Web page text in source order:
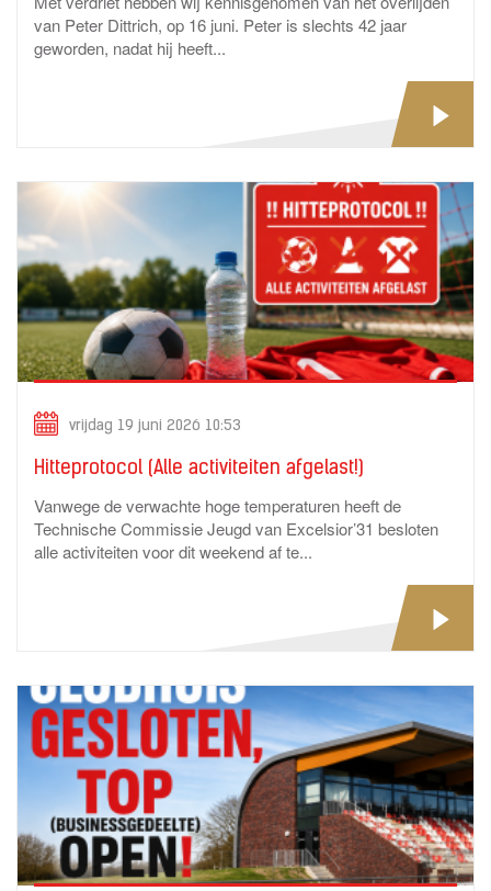
van Peter Dittrich, op 16 juni. Peter is slechts 42 jaar
geworden, nadat hij heeft...
vrijdag 19 juni 2026 10:53
Hitteprotocol (Alle activiteiten afgelast!)
Vanwege de verwachte hoge temperaturen heeft de
Technische Commissie Jeugd van Excelsior’31 besloten
alle activiteiten voor dit weekend af te...